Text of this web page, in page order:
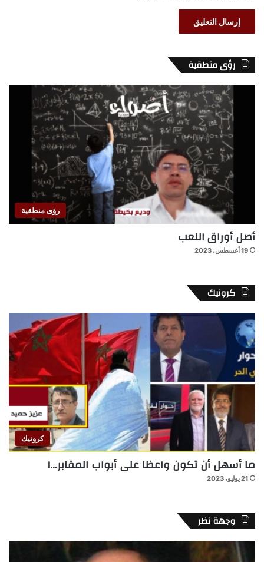
رؤى منطقية
رؤى منطقية
أصل أوراق اللعب
19 أغسطس، 2023
كرونيك
كرونيك
ما أسهل أن تكون واعظا على أبواب المقابر…!
21 يوليو، 2023
وجهة نظر